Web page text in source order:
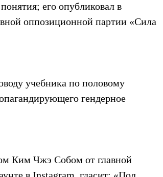
его опубликовал в
оппозиционной партии «Сила
учебника по половому
гендерное
Ким Чжэ Собом от главной